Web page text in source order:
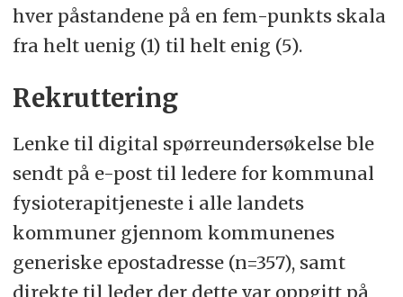
hver påstandene på en fem-punkts skala
fra helt uenig (1) til helt enig (5).
Rekruttering
Lenke til digital spørreundersøkelse ble
sendt på e-post til ledere for kommunal
fysioterapitjeneste i alle landets
kommuner gjennom kommunenes
generiske epostadresse (n=357), samt
direkte til leder der dette var oppgitt på